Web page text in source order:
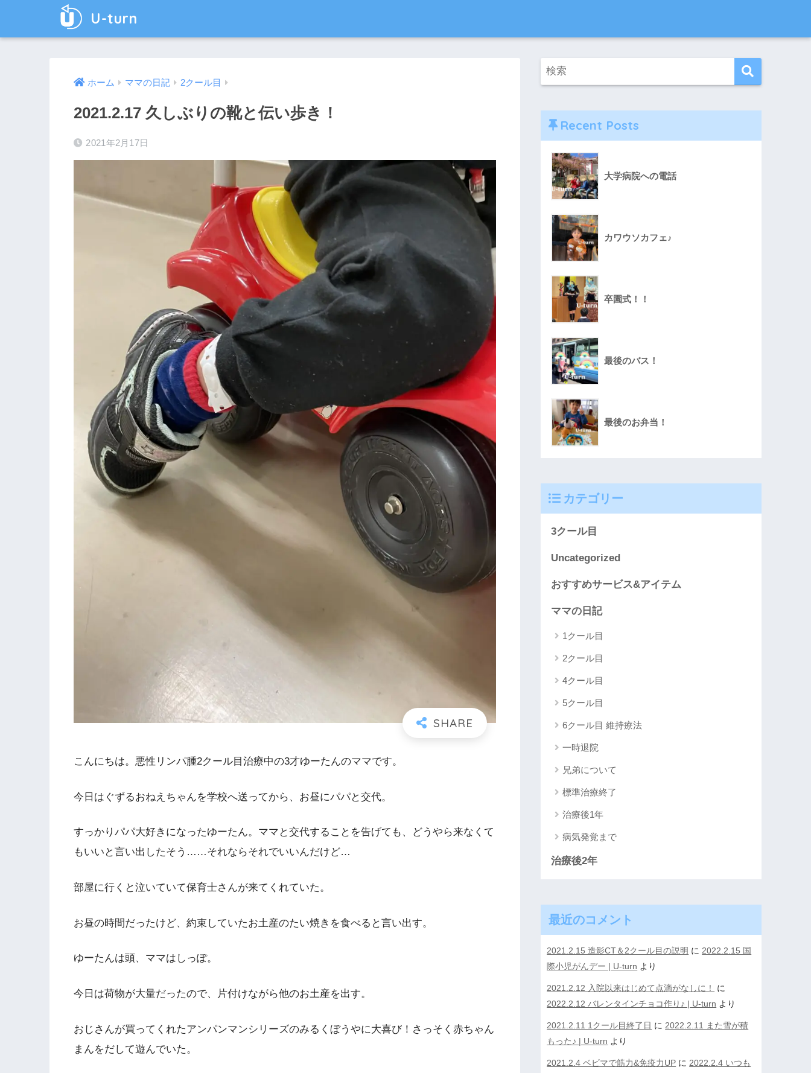
U-turn
ホーム ママの日記 2クール目
2021.2.17 久しぶりの靴と伝い歩き！
2021年2月17日
こんにちは。悪性リンパ腫2クール目治療中の3才ゆーたんのママです。
今日はぐずるおねえちゃんを学校へ送ってから、お昼にパパと交代。
すっかりパパ大好きになったゆーたん。ママと交代することを告げても、どうやら来なくて
もいいと言い出したそう……それならそれでいいんだけど…
部屋に行くと泣いていて保育士さんが来てくれていた。
お昼の時間だったけど、約束していたお土産のたい焼きを食べると言い出す。
ゆーたんは頭、ママはしっぽ。
今日は荷物が大量だったので、片付けながら他のお土産を出す。
おじさんが買ってくれたアンパンマンシリーズのみるくぼうやに大喜び！さっそく赤ちゃん
まんをだして遊んでいた。
Recent Posts
大学病院への電話
カワウソカフェ♪
卒園式！！
最後のバス！
最後のお弁当！
カテゴリー
3クール目
Uncategorized
おすすめサービス&アイテム
ママの日記
1クール目
2クール目
4クール目
5クール目
6クール目 維持療法
一時退院
兄弟について
標準治療終了
治療後1年
病気発覚まで
治療後2年
最近のコメント
2021.2.15 造影CT＆2クール目の説明 に 2022.2.15 国
際小児がんデー | U-turn より
2021.2.12 入院以来はじめて点滴がなしに！
に
2022.2.12 バレンタインチョコ作り♪ | U-turn より
2021.2.11 1クール目終了日 に 2022.2.11 また雪が積
もった♪ | U-turn より
2021.2.4 ベビマで筋力&免疫力UP に 2022.2.4 いつも